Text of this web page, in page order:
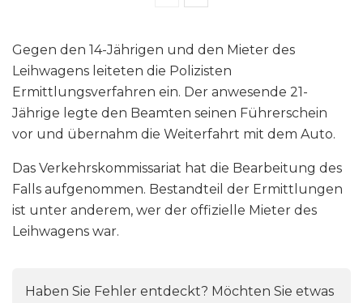
Gegen den 14-Jährigen und den Mieter des
Leihwagens leiteten die Polizisten
Ermittlungsverfahren ein. Der anwesende 21-
Jährige legte den Beamten seinen Führerschein
vor und übernahm die Weiterfahrt mit dem Auto.
Das Verkehrskommissariat hat die Bearbeitung des
Falls aufgenommen. Bestandteil der Ermittlungen
ist unter anderem, wer der offizielle Mieter des
Leihwagens war.
Haben Sie Fehler entdeckt? Möchten Sie etwas